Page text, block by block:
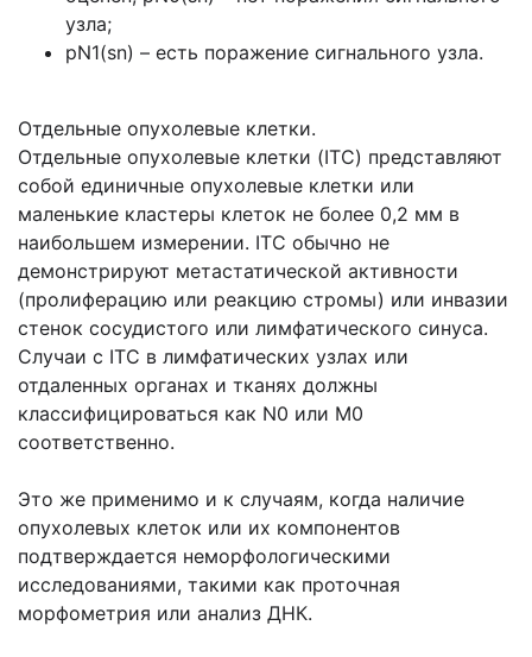
узла;
pN1(sn) – есть поражение сигнального узла.
Отдельные опухолевые клетки.
Отдельные опухолевые клетки (ITC) представляют
собой единичные опухолевые клетки или
маленькие кластеры клеток не более 0,2 мм в
наибольшем измерении. ITC обычно не
демонстрируют метастатической активности
(пролиферацию или реакцию стромы) или инвазии
стенок сосудистого или лимфатического синуса.
Случаи с ITC в лимфатических узлах или
отдаленных органах и тканях должны
классифицироваться как N0 или М0
соответственно.
Это же применимо и к случаям, когда наличие
опухолевых клеток или их компонентов
подтверждается неморфологическими
исследованиями, такими как проточная
морфометрия или анализ ДНК.